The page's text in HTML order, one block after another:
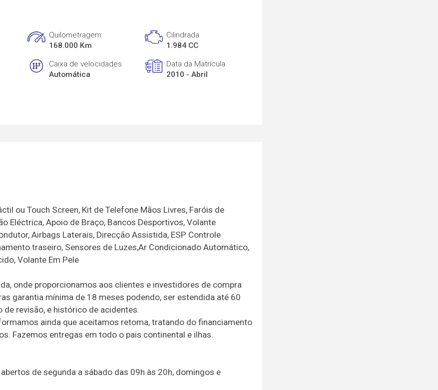
Quilometragem
168.000 Km
Cilindrada
1.984 CC
Caixa de velocidades
Automática
Data da Matrícula
2010 - Abril
ou Touch Screen, Kit de Telefone Mãos Livres, Faróis de
Eléctrica, Apoio de Braço, Bancos Desportivos, Volante
Airbags Laterais, Direcção Assistida, ESP Controle
traseiro, Sensores de Luzes,Ar Condicionado Automático,
Volante Em Pele
onde proporcionamos aos clientes e investidores de compra
garantia mínima de 18 meses podendo, ser estendida até 60
revisão, e histórico de acidentes.
ainda que aceitamos retoma, tratando do financiamento
Fazemos entregas em todo o pais continental e ilhas.
de segunda a sábado das 09h às 20h, domingos e